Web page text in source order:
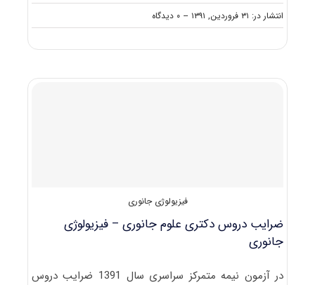
انتشار در: ۳۱ فروردین, ۱۳۹۱ -- ۰ دیدگاه
on
ظرفیت
جانوری
فیزیولوژی جانوری
ضرایب دروس دکتری علوم جانوری – فیزیولوژی
جانوری
در آزمون نیمه متمرکز سراسری سال 1391 ضرایب دروس